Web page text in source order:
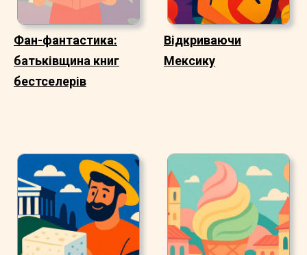
Фан-фантастика:
батьківщина книг
бестселерів
Відкриваючи
Мексику